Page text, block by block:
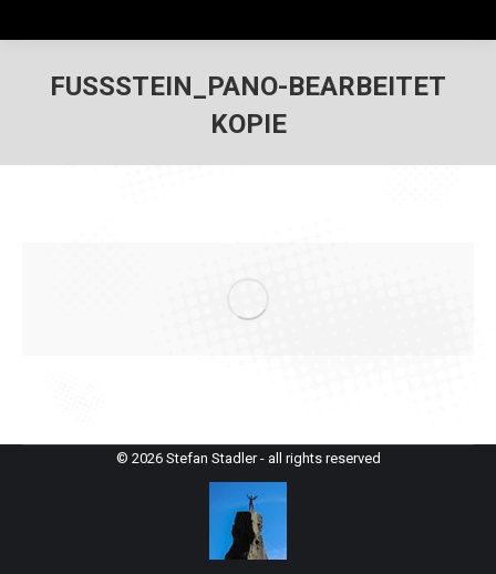
FUSSSTEIN_PANO-BEARBEITET K
OPIE
© 2026 Stefan Stadler - all rights reserved